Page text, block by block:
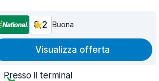
8,2 Buona
Visualizza offerta
Presso il terminal